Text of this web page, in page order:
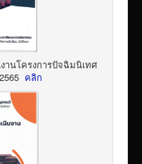
านโครงการปัจฉิมนิเทศ
คลิก